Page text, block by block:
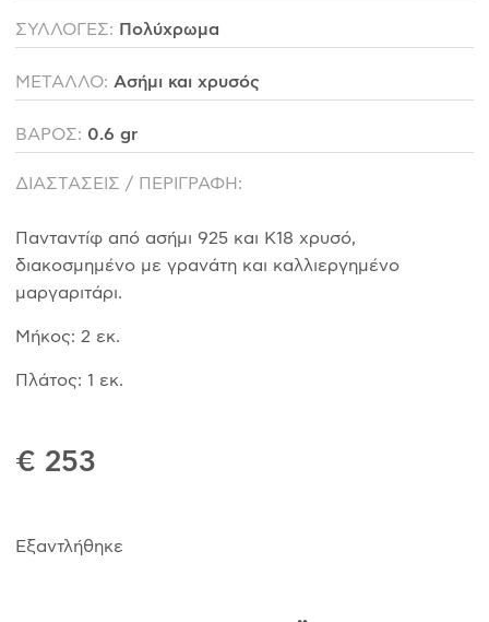
ΚΑΛΆΘΙ ΑΓΟΡΏΝ
ΑΠΟΣΤΟΛΈΣ/ΕΠΙΣΤΡΟΦΈΣ
ΠΟΛΙΤΙΚΉ ΑΠΟΡΡΉΤΟΥ
ΣΥΛΛΟΓΕΣ: Πολύχρωμα
ΜΕΤΑΛΛΟ: Ασήμι και χρυσός
ΒΑΡΟΣ: 0.6 gr
ΔΙΑΣΤΑΣΕΙΣ / ΠΕΡΙΓΡΑΦΗ:
Πανταντίφ από ασήμι 925 και Κ18 χρυσό,
διακοσμημένο με γρανάτη και καλλιεργημένο
μαργαριτάρι.
Μήκος: 2 εκ.
Πλάτος: 1 εκ.
€ 253
Εξαντλήθηκε